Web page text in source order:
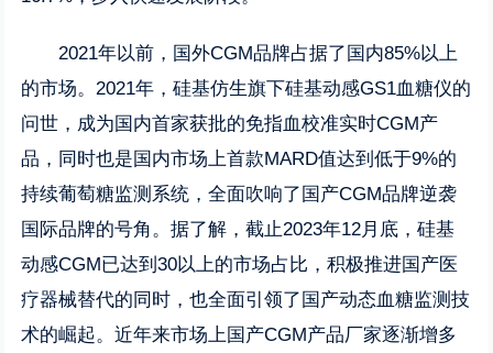
2021年以前，国外CGM品牌占据了国内85%以上
的市场。2021年，硅基仿生旗下硅基动感GS1血糖仪的
问世，成为国内首家获批的免指血校准实时CGM产
品，同时也是国内市场上首款MARD值达到低于9%的
持续葡萄糖监测系统，全面吹响了国产CGM品牌逆袭
国际品牌的号角。据了解，截止2023年12月底，硅基
动感CGM已达到30以上的市场占比，积极推进国产医
疗器械替代的同时，也全面引领了国产动态血糖监测技
术的崛起。近年来市场上国产CGM产品厂家逐渐增多